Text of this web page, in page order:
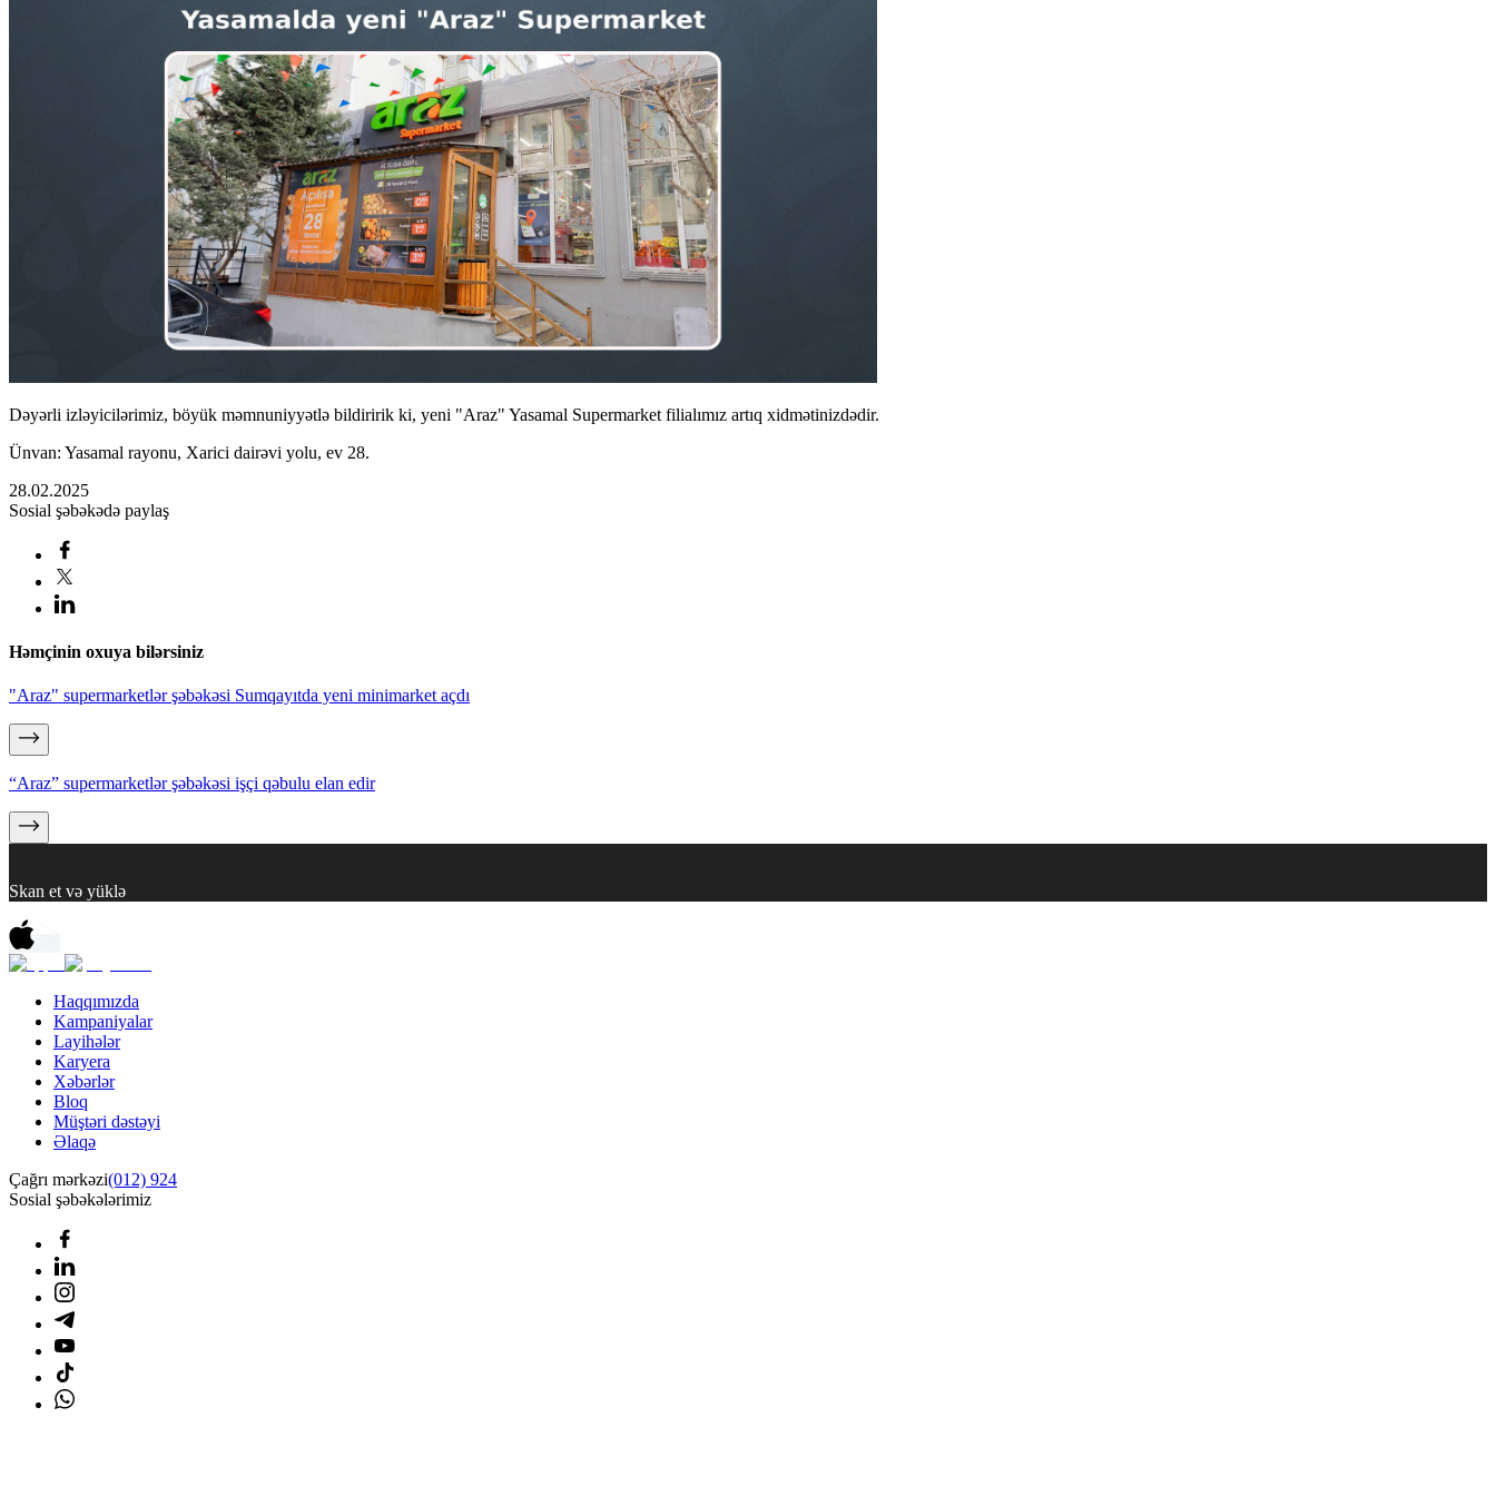
Dəyərli izləyicilərimiz, böyük məmnuniyyətlə bildiririk ki, yeni "Araz" Yasamal Supermarket filialımız artıq xidmətinizdədir.
Ünvan: Yasamal rayonu, Xarici dairəvi yolu, ev 28.
28.02.2025
Sosial şəbəkədə paylaş
Həmçinin oxuya bilərsiniz
"Araz" supermarketlər şəbəkəsi Sumqayıtda yeni minimarket açdı
“Araz” supermarketlər şəbəkəsi işçi qəbulu elan edir
Skan et və yüklə
Haqqımızda
Kampaniyalar
Layihələr
Karyera
Xəbərlər
Bloq
Müştəri dəstəyi
Əlaqə
Çağrı mərkəzi(012) 924
Sosial şəbəkələrimiz